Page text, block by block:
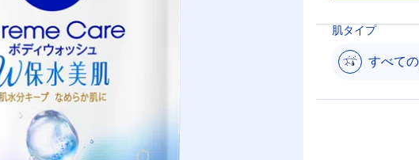
肌タイプ
すべて